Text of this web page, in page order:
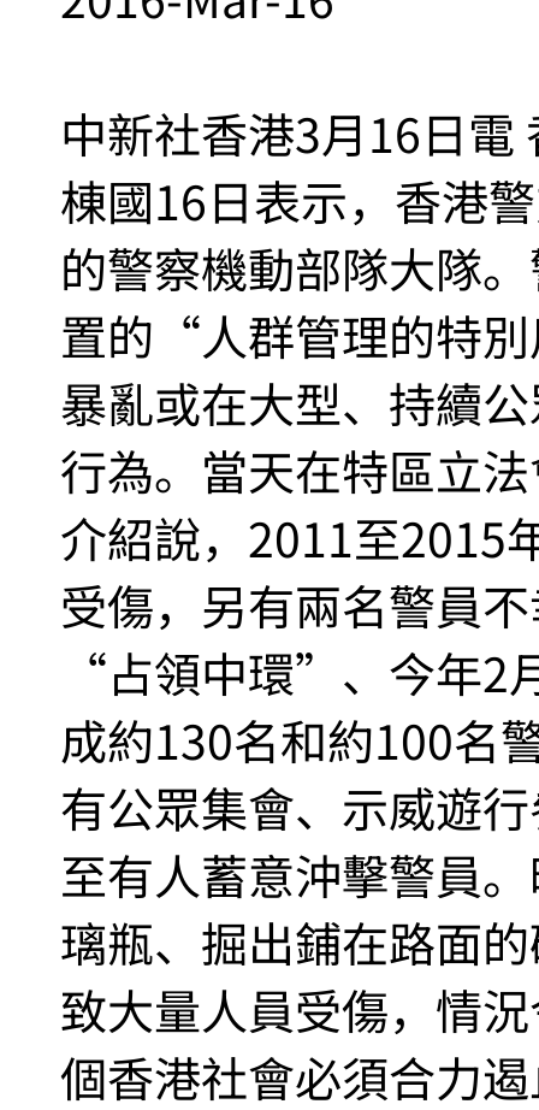
中新社香港3月16日電
棟國16日表示，香港
的警察機動部隊大隊
置的“人群管理的特
暴亂或在大型、持續
行為。當天在特區立
介紹說，2011至2015
受傷，另有兩名警員
“占領中環”、今年2
成約130名和約100名
有公眾集會、示威遊
至有人蓄意沖擊警員
璃瓶、掘出鋪在路面
致大量人員受傷，情
個香港社會必須合力